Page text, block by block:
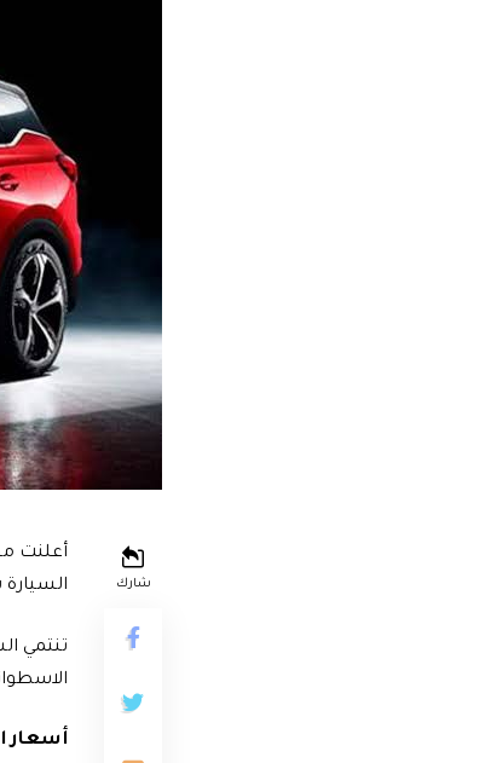
شارك
أعلنت
السيارة شيري
الاسطوانات، سعة 1500 سي سي تيربو،
أسعار